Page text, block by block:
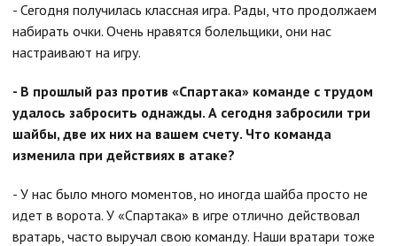
- Сегодня получилась классная игра. Рады, что продолжаем
набирать очки. Очень нравятся болельщики, они нас
настраивают на игру.
- В прошлый раз против «Спартака» команде с трудом
удалось забросить однажды. А сегодня забросили три
шайбы, две их них на вашем счету. Что команда
изменила при действиях в атаке?
- У нас было много моментов, но иногда шайба просто не
идет в ворота. У «Спартака» в игре отлично действовал
вратарь, часто выручал свою команду. Наши вратари тоже